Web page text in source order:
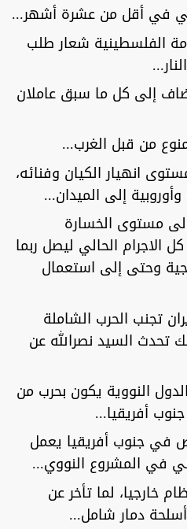
في أقل من عشرة أشهر...
الفلسطينية شعار طلب
إلى كل ما سبق عاملان
من قبل الغرب...
انهيار الكيان وفنائه،
إلى الميدان...
مستوى الخسارة
الاجرام الحالي ليصل ربما
وحتى إلى استعمال
تجنب الحرب الشاملة
تحدث السيد نصرالله عن
النووية يكون بحرب من
أفريقيا...
في جنوب أفريقيا يعمل
في المشروع النووي...
خارجيا، لما تأخر عن
دمار شامل...